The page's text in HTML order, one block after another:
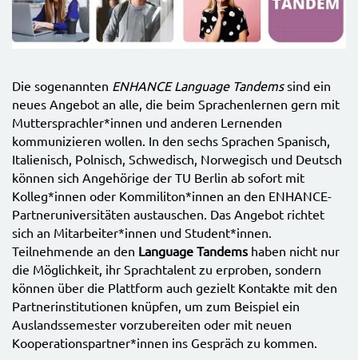
Die sogenannten ENHANCE Language Tandemssind ein
neues Angebot an alle, die beim Sprachenlernen gern mit
Muttersprachler*innen und anderen Lernenden
kommunizieren wollen. In den sechs Sprachen Spanisch,
Italienisch, Polnisch, Schwedisch, Norwegisch und Deutsch
können sich Angehörige der TU Berlin ab sofort mit
Kolleg*innen oder Kommiliton*innen an den ENHANCE-
Partneruniversitäten austauschen. Das Angebot richtet
sich an Mitarbeiter*innen und Student*innen.
Teilnehmende an den Language Tandemshaben nicht nur
die Möglichkeit, ihr Sprachtalent zu erproben, sondern
können über die Plattform auch gezielt Kontakte mit den
Partnerinstitutionen knüpfen, um zum Beispiel ein
Auslandssemester vorzubereiten oder mit neuen
Kooperationspartner*innen ins Gespräch zu kommen.